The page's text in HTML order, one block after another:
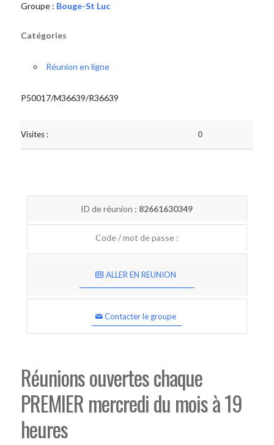
Groupe : Bouge-St Luc
Catégories
Réunion en ligne
P50017/M36639/R36639
Visites : 0
ID de réunion : 82661630349
Code / mot de passe :
ALLER EN REUNION
Contacter le groupe
Réunions ouvertes chaque
PREMIER mercredi du mois à 19
heures